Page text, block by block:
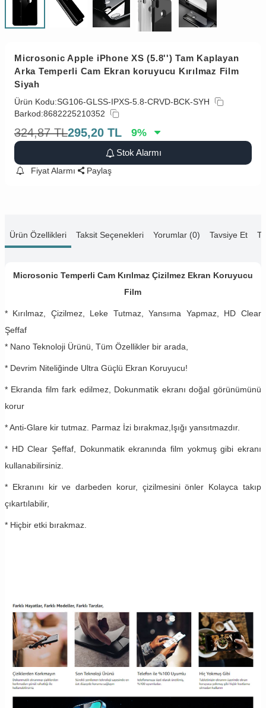
Microsonic Apple iPhone XS (5.8'') Tam Kaplayan
Arka Temperli Cam Ekran koruyucu Kırılmaz Film
Siyah
Ürün Kodu:SG106-GLSS-IPXS-5.8-CRVD-BCK-SYH
Barkod:8682225210352
324,87 TL295,20 TL 9%
Stok Alarmı
Fiyat Alarmı Paylaş
Ürün Özellikleri Taksit Seçenekleri Yorumlar (0) Tavsiye Et
Microsonic Temperli Cam Kırılmaz Çizilmez Ekran Koruyucu
Film
* Kırılmaz, Çizilmez, Leke Tutmaz, Yansıma Yapmaz, HD Clear
Şeffaf
* Nano Teknoloji Ürünü, Tüm Özellikler bir arada,
* Devrim Niteliğinde Ultra Güçlü Ekran Koruyucu!
* Ekranda film fark edilmez, Dokunmatik ekranı doğal görünümünü
korur
* Anti-Glare kir tutmaz. Parmaz İzi bırakmaz,Işığı yansıtmazdır.
* HD Clear Şeffaf, Dokunmatik ekranında film yokmuş gibi ekranı
kullanabilirsiniz.
* Ekranını kir ve darbeden korur, çizilmesini önler Kolayca takıp
çıkartılabilir,
* Hiçbir etki bırakmaz.